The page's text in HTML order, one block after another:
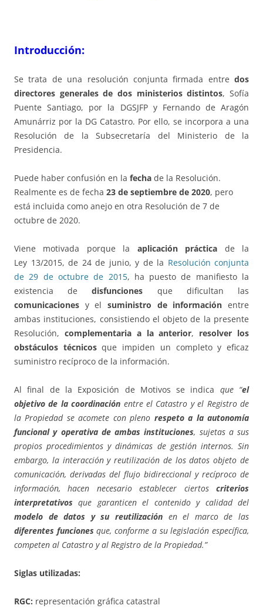
Introducción:
Se trata de una resolución conjunta firmada entre dos
directores generales de dos ministerios distintos, Sofía
Puente Santiago, por la DGSJFP y Fernando de Aragón
Amunárriz por la DG Catastro. Por ello, se incorpora a una
Resolución de la Subsecretaría del Ministerio de la
Presidencia.
Puede haber confusión en la fecha de la Resolución.
Realmente es de fecha 23 de septiembre de 2020, pero
está incluida como anejo en otra Resolución de 7 de
octubre de 2020.
Viene motivada porque la aplicación práctica de la
Ley 13/2015, de 24 de junio, y de la Resolución conjunta
de 29 de octubre de 2015, ha puesto de manifiesto la
existencia dedisfunciones que dificultan las
comunicaciones y el suministro de información entre
ambas instituciones, consistiendo el objeto de la presente
Resolución, complementaria a la anterior, resolver los
obstáculos técnicosque impiden un completo y eficaz
suministro recíproco de la información.
Al final de la Exposición de Motivos se indica que “el
objetivo de la coordinación entre el Catastro y el Registro de
la Propiedad se acomete con pleno respeto a la autonomía
funcional y operativa de ambas instituciones, sujetas a sus
propios procedimientos y dinámicas de gestión internos. Sin
embargo, la interacción y reutilización de los datos objeto de
comunicación, derivadas del flujo bidireccional y recíproco de
información, hacen necesario establecer ciertos criterios
interpretativos que garanticen el contenido y calidad del
modelo de datos y su reutilización en el marco de las
diferentes funciones que, conforme a su legislación específica,
competen al Catastro y al Registro de la Propiedad.”
Siglas utilizadas:
RGC: representación gráfica catastral